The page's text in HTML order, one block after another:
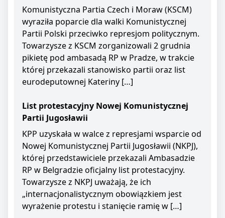
Komunistyczna Partia Czech i Moraw (KSCM)
wyraziła poparcie dla walki Komunistycznej
Partii Polski przeciwko represjom politycznym.
Towarzysze z KSCM zorganizowali 2 grudnia
pikietę pod ambasadą RP w Pradze, w trakcie
której przekazali stanowisko partii oraz list
eurodeputownej Kateriny […]
List protestacyjny Nowej Komunistycznej
Partii Jugosławii
KPP uzyskała w walce z represjami wsparcie od
Nowej Komunistycznej Partii Jugosławii (NKPJ),
której przedstawiciele przekazali Ambasadzie
RP w Belgradzie oficjalny list protestacyjny.
Towarzysze z NKPJ uważają, że ich
„internacjonalistycznym obowiązkiem jest
wyrażenie protestu i stanięcie ramię w […]